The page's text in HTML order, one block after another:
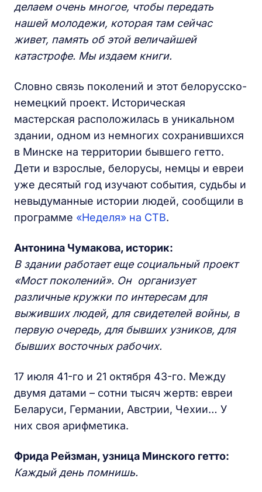
делаем очень многое, чтобы передать
нашей молодежи, которая там сейчас
живет, память об этой величайшей
катастрофе. Мы издаем книги.
Словно связь поколений и этот белорусско-
немецкий проект. Историческая
мастерская расположилась в уникальном
здании, одном из немногих сохранившихся
в Минске на территории бывшего гетто.
Дети и взрослые, белорусы, немцы и евреи
уже десятый год изучают события, судьбы и
невыдуманные истории людей, сообщили в
программе «Неделя» на СТВ.
Антонина Чумакова, историк:
В здании работает еще социальный проект
«Мост поколений». Онорганизует
различные кружки по интересам для
выживших людей, для свидетелей войны, в
первую очередь, для бывших узников, для
бывших восточных рабочих.
17 июля 41-го и 21 октября 43-го. Между
двумя датами – сотни тысяч жертв: евреи
Беларуси, Германии, Австрии, Чехии… У
них своя арифметика.
Фрида Рейзман, узница Минского гетто:
Каждый день помнишь.